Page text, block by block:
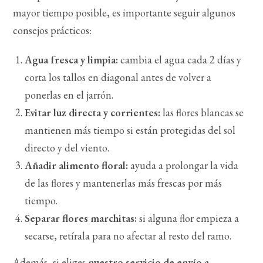
mayor tiempo posible, es importante seguir algunos
consejos prácticos:
Agua fresca y limpia: cambia el agua cada 2 días y
corta los tallos en diagonal antes de volver a
ponerlas en el jarrón.
Evitar luz directa y corrientes: las flores blancas se
mantienen más tiempo si están protegidas del sol
directo y del viento.
Añadir alimento floral: ayuda a prolongar la vida
de las flores y mantenerlas más frescas por más
tiempo.
Separar flores marchitas: si alguna flor empieza a
secarse, retírala para no afectar al resto del ramo.